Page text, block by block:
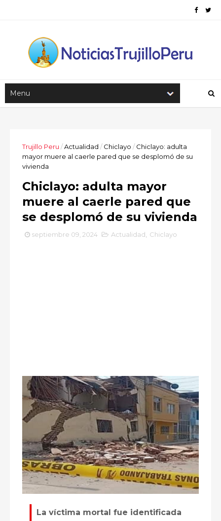
Trujillo Peru /Actualidad / Chiclayo / Chiclayo: adulta
mayor muere al caerle pared que se desplomó de su
vivienda
Chiclayo: adulta mayor
muere al caerle pared que
se desplomó de su vivienda
septiembre 09, 2024 Actualidad Chiclayo
La víctima mortal fue identificada